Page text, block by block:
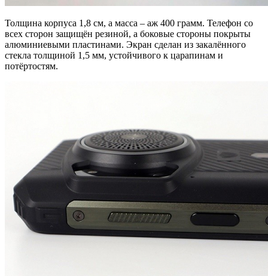
Толщина корпуса 1,8 см, а масса – аж 400 грамм. Телефон со
всех сторон защищён резиной, а боковые стороны покрыты
алюминиевыми пластинами. Экран сделан из закалённого
стекла толщиной 1,5 мм, устойчивого к царапинам и
потёртостям.